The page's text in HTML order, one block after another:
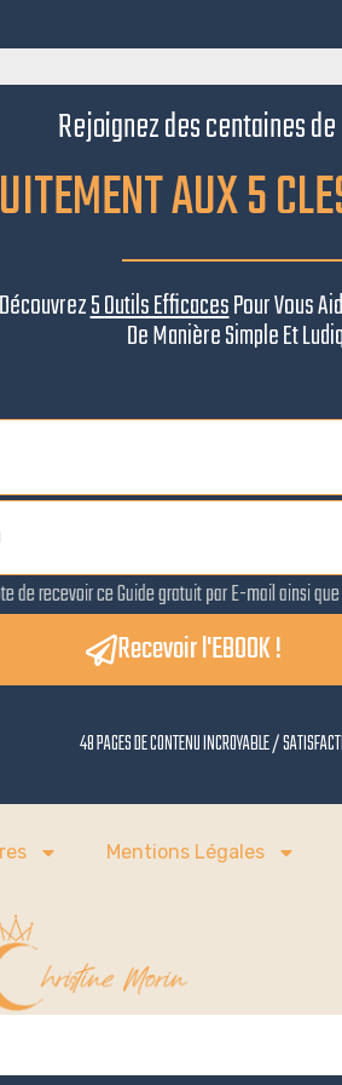
Rejoignez des centaines
AUX 5
5 Outils EfficacesPour Vous
De Manière Simple Et
de recevoir ce Guide gratuit par E-mail ainsi
Recevoir l'EBOOK !
48 PAGES DE CONTENU INCROYABLE /
Mentions Légales